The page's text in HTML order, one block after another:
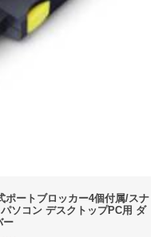
ポートブロッカー4個付属/スナ
ソコン デスクトップPC用 ダ
ー